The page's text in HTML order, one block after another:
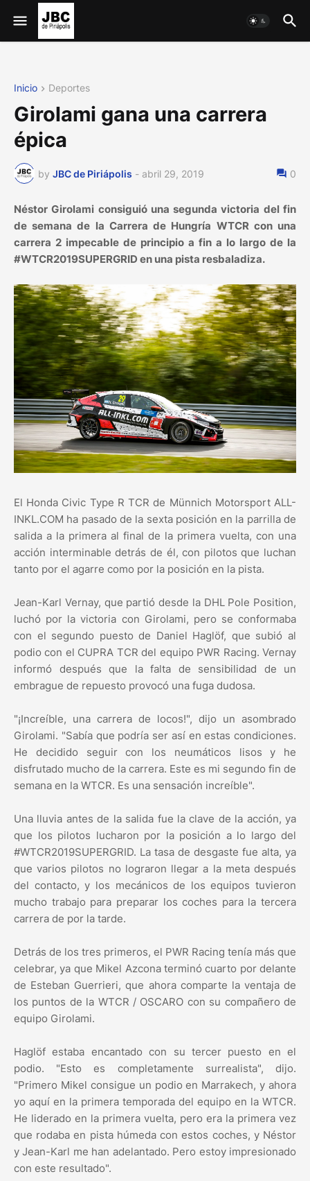
Inicio Deportes
Girolami gana una carrera
épica
by JBC de Piriápolis - abril 29, 2019 0
Néstor Girolami consiguió una segunda victoria del fin
de semana de la Carrera de Hungría WTCR con una
carrera 2 impecable de principio a fin a lo largo de la
#WTCR2019SUPERGRID en una pista resbaladiza.
El Honda Civic Type R TCR de Münnich Motorsport ALL-
INKL.COM ha pasado de la sexta posición en la parrilla de
salida a la primera al final de la primera vuelta, con una
acción interminable detrás de él, con pilotos que luchan
tanto por el agarre como por la posición en la pista.
Jean-Karl Vernay, que partió desde la DHL Pole Position,
luchó por la victoria con Girolami, pero se conformaba
con el segundo puesto de Daniel Haglöf, que subió al
podio con el CUPRA TCR del equipo PWR Racing. Vernay
informó después que la falta de sensibilidad de un
embrague de repuesto provocó una fuga dudosa.
"¡Increíble, una carrera de locos!", dijo un asombrado
Girolami. "Sabía que podría ser así en estas condiciones.
He decidido seguir con los neumáticos lisos y he
disfrutado mucho de la carrera. Este es mi segundo fin de
semana en la WTCR. Es una sensación increíble".
Una lluvia antes de la salida fue la clave de la acción, ya
que los pilotos lucharon por la posición a lo largo del
#WTCR2019SUPERGRID. La tasa de desgaste fue alta, ya
que varios pilotos no lograron llegar a la meta después
del contacto, y los mecánicos de los equipos tuvieron
mucho trabajo para preparar los coches para la tercera
carrera de por la tarde.
Detrás de los tres primeros, el PWR Racing tenía más que
celebrar, ya que Mikel Azcona terminó cuarto por delante
de Esteban Guerrieri, que ahora comparte la ventaja de
los puntos de la WTCR / OSCARO con su compañero de
equipo Girolami.
Haglöf estaba encantado con su tercer puesto en el
podio. "Esto es completamente surrealista", dijo.
"Primero Mikel consigue un podio en Marrakech, y ahora
yo aquí en la primera temporada del equipo en la WTCR.
He liderado en la primera vuelta, pero era la primera vez
que rodaba en pista húmeda con estos coches, y Néstor
y Jean-Karl me han adelantado. Pero estoy impresionado
con este resultado".